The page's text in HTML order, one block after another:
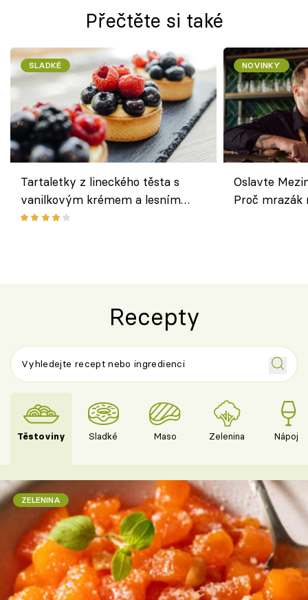
Přečtěte si také
SLADKÉ
Tartaletky z lineckého těsta s
vanilkovým krémem a lesním
ovocem podle Bread Society
NOVINKY
Oslavte
Proč
Recepty
Těstoviny Sladké Maso Zelenina Nápoje
ZELENINA